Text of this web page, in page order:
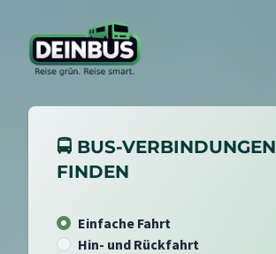
🚍 BUS-VERBINDUNGEN
FINDEN
Einfache Fahrt
Hin- und Rückfahrt